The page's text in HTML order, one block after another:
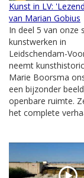
Kunst in LV:
van Marian Gobius
In deel 5 van onze
kunstwerken in
Leidschendam-
neemt
Marie Boorsma
een bijzonder
openbare ruimte.
het complete